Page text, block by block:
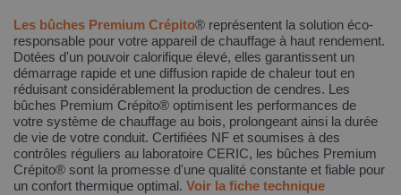
Les bûches Premium Crépito® représentent la solution éco-
responsable pour votre appareil de chauffage à haut rendement.
Dotées d'un pouvoir calorifique élevé, elles garantissent un
démarrage rapide et une diffusion rapide de chaleur tout en
réduisant considérablement la production de cendres. Les
bûches Premium Crépito® optimisent les performances de
votre système de chauffage au bois, prolongeant ainsi la durée
de vie de votre conduit. Certifiées NF et soumises à des
contrôles réguliers au laboratoire CERIC, les bûches Premium
Crépito® sont la promesse d'une qualité constante et fiable pour
un confort thermique optimal. Voir la fiche technique